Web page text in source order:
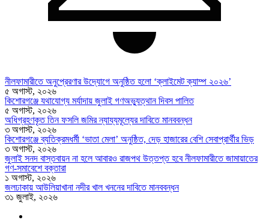
নীলফামারীতে অনুপ্রেরণার উদ্যোগে অনুষ্ঠিত হলো ‘ক্লাইমেট ক্যাম্প ২০২৬’
৫ অগাস্ট, ২০২৬
কিশোরগঞ্জে যথাযোগ্য মর্যাদায় জুলাই গণঅভ্যুত্থান দিবস পালিত
৫ অগাস্ট, ২০২৬
অধিগ্রহণকৃত তিন ফসলি জমির ন্যায্যমূল্যের দাবিতে মানববন্ধন
৩ অগাস্ট, ২০২৬
কিশোরগঞ্জে ব্যতিক্রমধর্মী ‘ভাতা মেলা’ অনুষ্ঠিত, দেড় হাজারের বেশি সেবাপ্রার্থীর ভিড়
৩ অগাস্ট, ২০২৬
জুলাই সনদ বাস্তবায়ন না হলে আবারও রাজপথ উত্তপ্ত হবে নীলফামারীতে জামায়াতের
গণ-সমাবেশে বক্তারা
১ অগাস্ট, ২০২৬
জলঢাকায় আউলিয়াখানা নদীর খাল খননের দাবিতে মানববন্ধন
৩১ জুলাই, ২০২৬